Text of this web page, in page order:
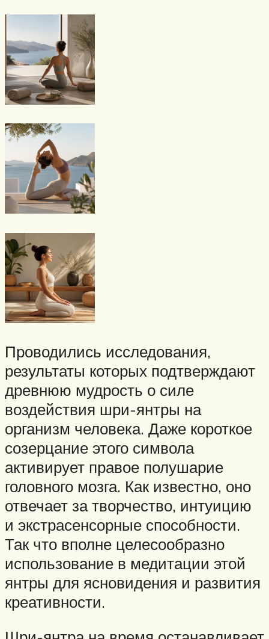
Проводились исследования,
результаты которых подтверждают
древнюю мудрость о силе
воздействия шри-янтры на
организм человека. Даже короткое
созерцание этого символа
активирует правое полушарие
головного мозга. Как известно, оно
отвечает за творчество, интуицию
и экстрасенсорные способности.
Так что вполне целесообразно
использование в медитации этой
янтры для ясновидения и развития
креативности.